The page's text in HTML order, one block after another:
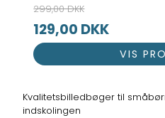
299,00 DKK
129,00 DKK
VIS
Kvalitetsbilledbøger til
indskolingen